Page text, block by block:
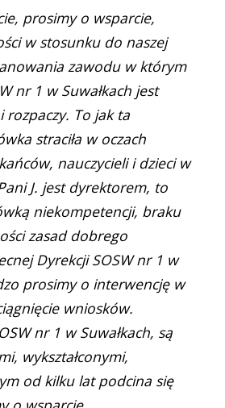
prosimy o wsparcie,
w stosunku do naszej
zawodu w którym
nr 1 w Suwałkach jest
rozpaczy. To jak ta
straciła w oczach
nauczycieli i dzieci w
J. jest dyrektorem, to
niekompetencji, braku
zasad dobrego
Dyrekcji SOSW nr 1 w
prosimy o interwencję w
wniosków.
nr 1 w Suwałkach, są
wykształconymi,
od kilku lat podcina się